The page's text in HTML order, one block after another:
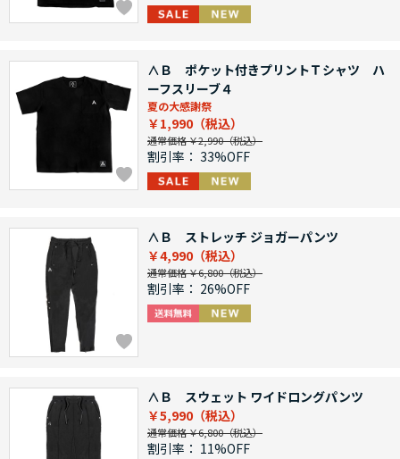
∧Ｂ ポケット付きプリントＴシャツ ハ
ーフスリーブ４
夏の大感謝祭
￥1,990
通常価格 ￥2,990
割引率： 33%OFF
∧Ｂ ストレッチ ジョガーパンツ
￥4,990
通常価格 ￥6,800
割引率： 26%OFF
∧Ｂ スウェット ワイドロングパンツ
￥5,990
通常価格 ￥6,800
割引率： 11%OFF